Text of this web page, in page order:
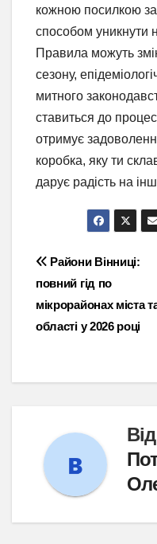
кожною посилкою
способом уникнути
Правила можуть
сезону,
митного
ставиться до
отримує
коробка, яку ти
дарує радість на
Навігація
записів
Райони Вінниці:
повний гід по
мікрорайонах міста
області у 2026 році
Від